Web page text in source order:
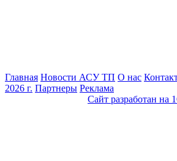
Главная Новости АСУ ТП О нас
2026 г. Партнеры Реклама
Сайт разработан на